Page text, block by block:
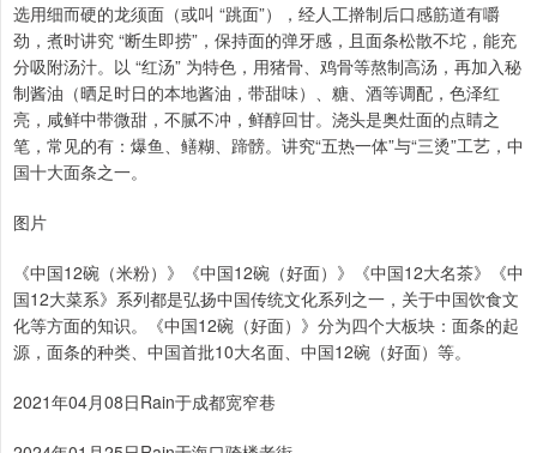
选用细而硬的龙须面（或叫 “跳面”），经人工擀制后口感筋道有嚼
劲，煮时讲究 “断生即捞”，保持面的弹牙感，且面条松散不坨，能充
分吸附汤汁。以 “红汤” 为特色，用猪骨、鸡骨等熬制高汤，再加入秘
制酱油（晒足时日的本地酱油，带甜味）、糖、酒等调配，色泽红
亮，咸鲜中带微甜，不腻不冲，鲜醇回甘。浇头是奥灶面的点睛之
笔，常见的有：爆鱼、鳝糊、蹄髈。讲究“五热一体”与“三烫”工艺，中
国十大面条之一。
图片
《中国12碗（米粉）》《中国12碗（好面）》《中国12大名茶》《中
国12大菜系》系列都是弘扬中国传统文化系列之一，关于中国饮食文
化等方面的知识。《中国12碗（好面）》分为四个大板块：面条的起
源，面条的种类、中国首批10大名面、中国12碗（好面）等。
2021年04月08日Rain于成都宽窄巷